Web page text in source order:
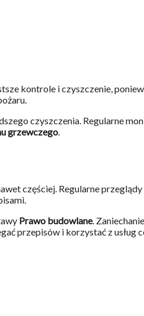
kontrole i czyszczenie,
czyszczenia. Regularne
grzewczego.
częściej. Regularne
Prawo budowlane. Zaniechanie
przepisów i korzystać z usług